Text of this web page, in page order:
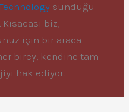
sunduğu
biz,
için bir araca
birey, kendine tam
hak ediyor.